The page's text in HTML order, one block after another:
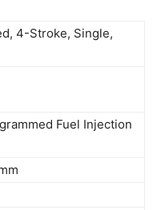
4-Stroke, Single,
Fuel Injection